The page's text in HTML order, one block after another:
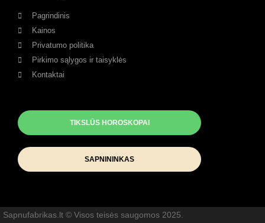
Pagrindinis
Kainos
Privatumo politika
Pirkimo sąlygos ir taisyklės
Kontaktai
TIKSLŪS HOROSKOPAI
SAPNININKAS
Sapnufabrikas.lt © Visos teisės saugomos 2025.